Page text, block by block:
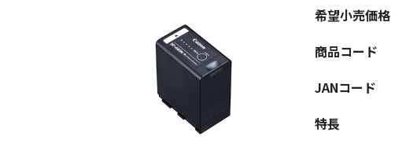
希望小売価格
商品コード
JANコード
特長